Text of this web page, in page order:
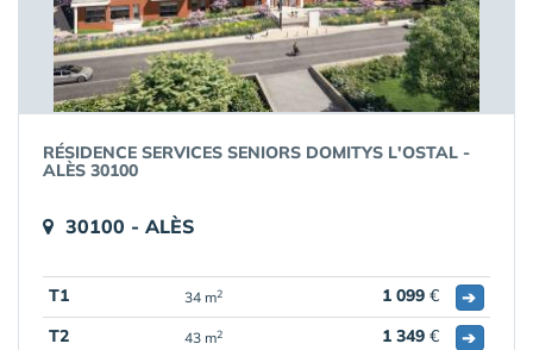
RÉSIDENCE SERVICES SENIORS DOMITYS L'OSTAL -
ALÈS 30100
30100 - ALÈS
T1 34 m2 1 099 €
➔
T2
43 m2 1 349 €
➔